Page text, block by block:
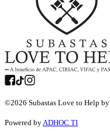
©2026 Subastas Love to Help by
Powered byADHOC TI